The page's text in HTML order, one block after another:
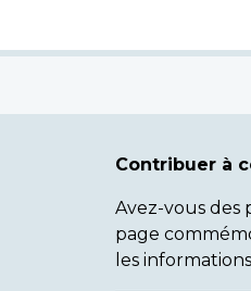
Contribuer à
Avez-vous des
page
les